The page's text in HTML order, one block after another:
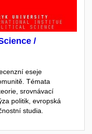
/
eseje
Témata
srovnávací
politik, evropská
studia.